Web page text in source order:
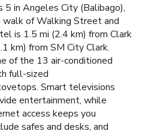
in Angeles City (Balibago),
of Walking Street and
is 1.5 mi (2.4 km) from Clark
km) from SM City Clark.
of the 13 air-conditioned
full-sized
Smart televisions
entertainment, while
access keeps you
safes and desks, and